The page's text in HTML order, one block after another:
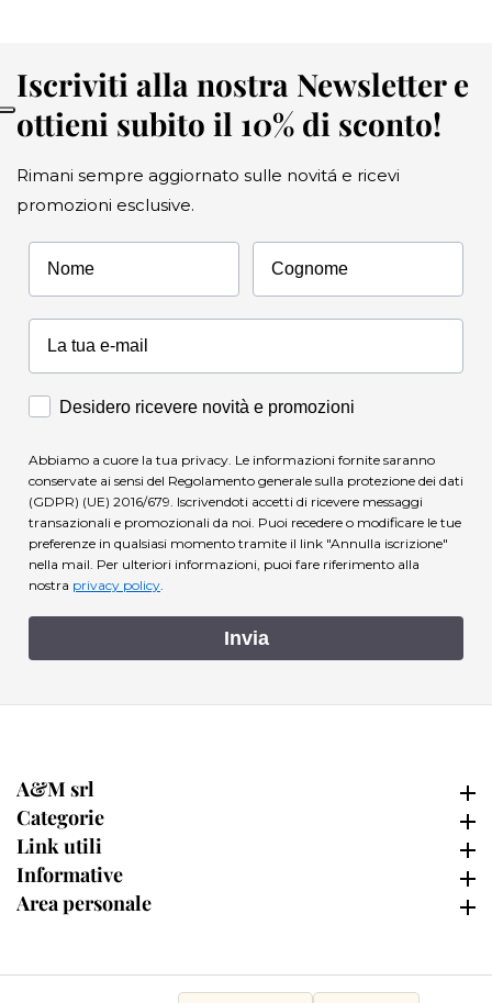
Iscriviti alla nostra Newsletter e
ottieni subito il 10% di sconto!
Rimani sempre aggiornato sulle novitá e ricevi
promozioni esclusive.
Nome Cognome
Accettazione Marketing
Desidero ricevere novità e promozioni
Abbiamo a cuore la tua privacy. Le informazioni fornite saranno
conservate ai sensi del Regolamento generale sulla protezione dei dati
(GDPR) (UE) 2016/679. Iscrivendoti accetti di ricevere messaggi
transazionali e promozionali da noi. Puoi recedere o modificare le tue
preferenze in qualsiasi momento tramite il link "Annulla iscrizione"
nella mail. Per ulteriori informazioni, puoi fare riferimento alla
nostra privacy policy.
Invia
A&M srl
Categorie
Link utili
Informative
Area personale